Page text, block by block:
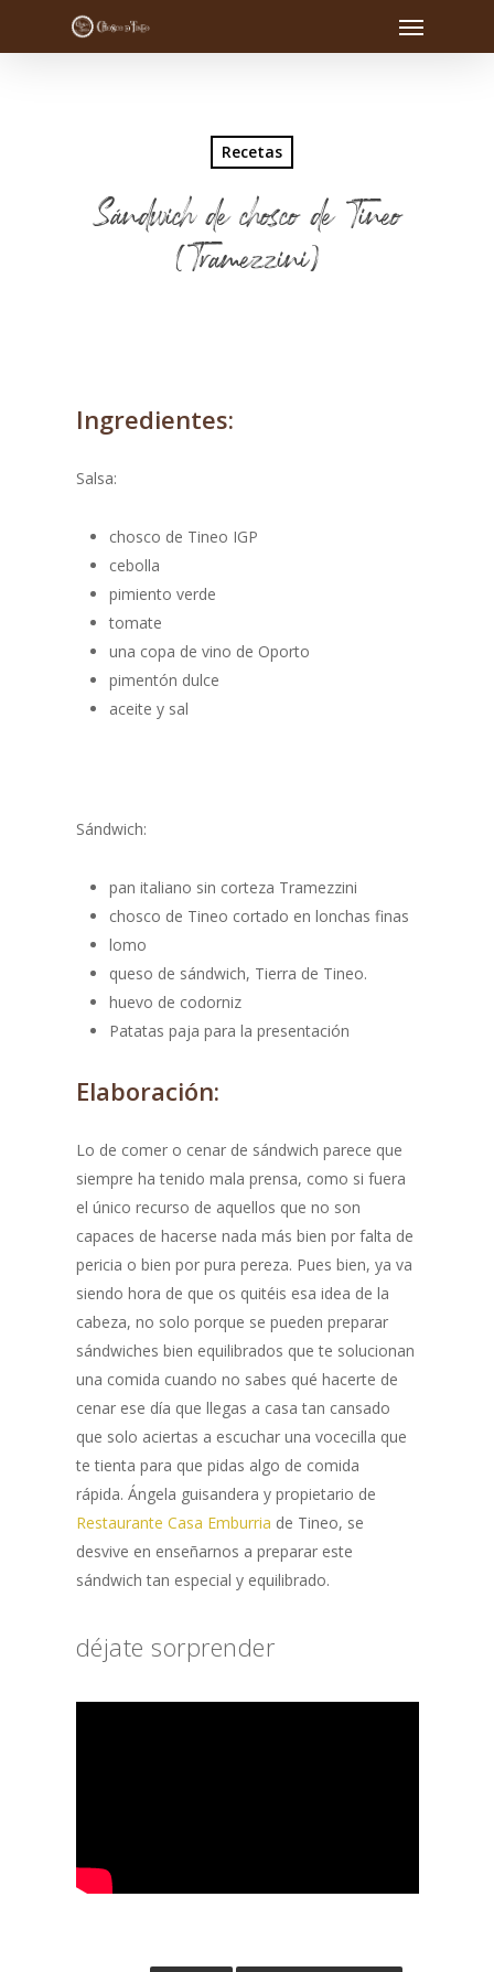
Recetas
Sándwich de chosco de Tineo
(Tramezzini)
Ingredientes:
Salsa:
chosco de Tineo IGP
cebolla
pimiento verde
tomate
una copa de vino de Oporto
pimentón dulce
aceite y sal
Sándwich:
pan italiano sin corteza Tramezzini
chosco de Tineo cortado en lonchas finas
lomo
queso de sándwich, Tierra de Tineo.
huevo de codorniz
Patatas paja para la presentación
Elaboración:
Lo de comer o cenar de sándwich parece que
siempre ha tenido mala prensa, como si fuera
el único recurso de aquellos que no son
capaces de hacerse nada más bien por falta de
pericia o bien por pura pereza. Pues bien, ya va
siendo hora de que os quitéis esa idea de la
cabeza, no solo porque se pueden preparar
sándwiches bien equilibrados que te solucionan
una comida cuando no sabes qué hacerte de
cenar ese día que llegas a casa tan cansado
que solo aciertas a escuchar una vocecilla que
te tienta para que pidas algo de comida
rápida. Ángela guisandera y propietario de
Restaurante Casa Emburria de Tineo, se
desvive en enseñarnos a preparar este
sándwich tan especial y equilibrado.
déjate sorprender